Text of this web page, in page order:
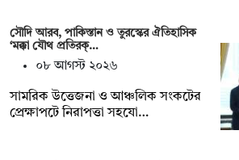
সৌদি আরব, পাকিস্তান ও তুরস্কের ঐতিহাসিক
‘মক্কা যৌথ প্রতিরক্…
০৮ আগস্ট ২০২৬
সামরিক উত্তেজনা ও আঞ্চলিক সংকটের
প্রেক্ষাপটে নিরাপত্তা সহযো…